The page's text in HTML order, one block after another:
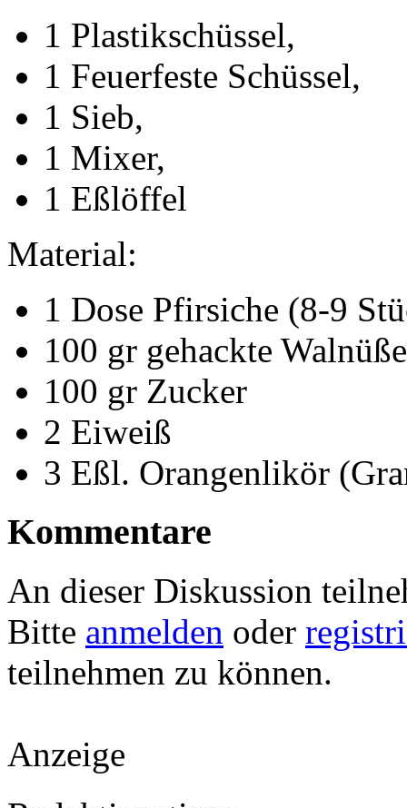
1 Plastikschüssel,
1 Feuerfeste Schüssel,
1 Sieb,
1 Mixer,
1 Eßlöffel
Material:
1 Dose Pfirsiche (8-9
100 gr gehackte Walnüße
100 gr Zucker
2 Eiweiß
3 Eßl. Orangenlikör
Kommentare
An dieser Diskussion
Bitte anmelden oder
teilnehmen zu können.
Anzeige